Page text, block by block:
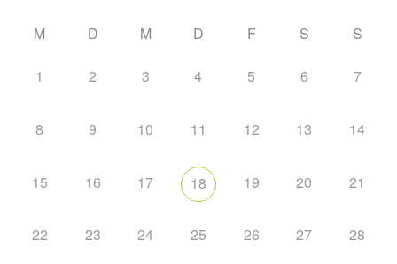
M D M D F S S
1 2 3 4 5 6 7
8 9 10 11 12 13 14
15 16 17 18 19 20 21
22 23 24 25 26 27 28